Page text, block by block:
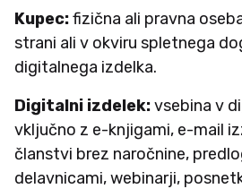
Kupec:fizična ali pravna
strani ali v okviru spletnega
digitalnega izdelka.
Digitalni izdelek:vsebina v
vključno z e-knjigami, e-mail
članstvi brez naročnine,
delavnicami, webinarji,